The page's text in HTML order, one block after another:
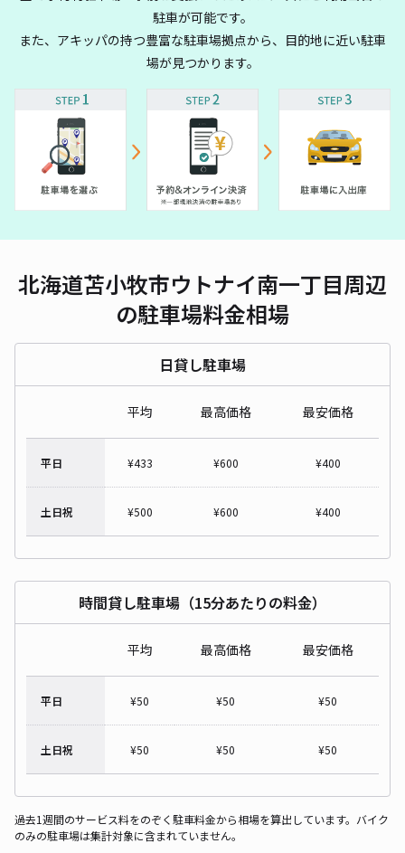
駐車が可能です。
また、アキッパの持つ豊富な駐車場拠点から、目的地に近い駐車
場が見つかります。
北海道苫小牧市ウトナイ南一丁目周辺
の駐車場料金相場
日貸し駐車場
平均 最高価格 最安価格
平日 ¥433 ¥600 ¥400
土日祝 ¥500 ¥600 ¥400
時間貸し駐車場（15分あたりの料金）
平均 最高価格 最安価格
平日 ¥50 ¥50 ¥50
土日祝 ¥50 ¥50 ¥50
過去1週間のサービス料をのぞく駐車料金から相場を算出しています。バイク
のみの駐車場は集計対象に含まれていません。